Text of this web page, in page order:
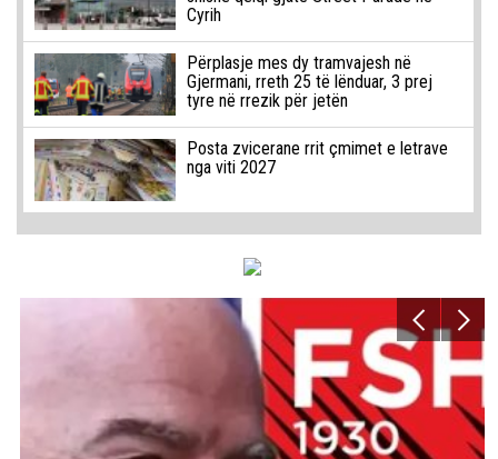
Cyrih
Përplasje mes dy tramvajesh në
Gjermani, rreth 25 të lënduar, 3 prej
tyre në rrezik për jetën
Posta zvicerane rrit çmimet e letrave
nga viti 2027